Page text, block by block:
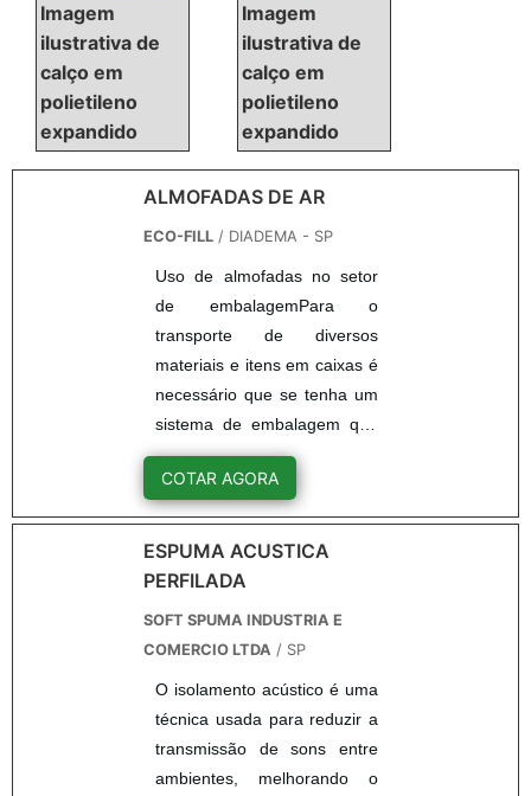
Imagem
ilustrativa de
calço em
polietileno
expandido
Imagem
ilustrativa de
calço em
polietileno
expandido
ALMOFADAS DE AR
ECO-FILL / DIADEMA - SP
Uso de almofadas no setor
de embalagemPara o
transporte de diversos
materiais e itens em caixas é
necessário que se tenha um
sistema de embalagem que
faça a proteção do conteúdo
com eficiência. Com o
sistema é possível proteger e
acomodar diferentes tipos de
produtos com a garantia de
não serão danificados
durante a viagem.Se esse
produto for acondicionado
em uma caixa com
almofadas de ar, o mesmo
será deslocado com
COTAR AGORA
ESPUMA ACUSTICA
PERFILADA
SOFT SPUMA INDUSTRIA E
COMERCIO LTDA / SP
O isolamento acústico é uma
técnica usada para reduzir a
transmissão de sons entre
ambientes, melhorando o